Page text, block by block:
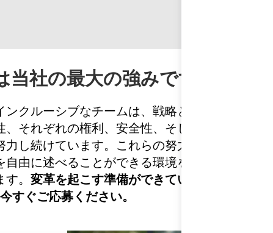
当社の最大の強みです
クルーシブなチームは、戦略とイニシアチブ
それぞれの権利、安全性、そして福祉を確保
し続けています。これらの努力を通じて、当
由に述べることができる環境を育み、目標を
。 変革を起こす準備ができていると感じたら
今すぐご応募ください。